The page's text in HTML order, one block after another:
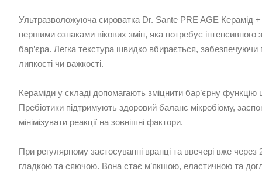
Ультразволожуюча сироватка Dr. Sante PRE AGE Керамід
першими ознаками вікових змін, яка потребує
бар’єра. Легка текстура швидко вбирається, забезпечуючи
липкості чи важкості.
Кераміди у складі допомагають зміцнити бар’єрну функцію
Пребіотики підтримують здоровий баланс мікробіому,
мінімізувати реакції на зовнішні фактори.
При регулярному застосуванні вранці та ввечері вже
гладкою та сяючою. Вона стає м’якшою, еластичною та